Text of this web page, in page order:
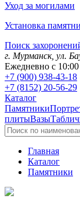
Уход за могилами
Установка
Поиск
г. Мурманск, ул.
Ежедневно с
+7 (900) 938-43-18
+7 (8152) 20-56-29
Каталог
Памятники
плитыВазы
Главная
Каталог
Памятники